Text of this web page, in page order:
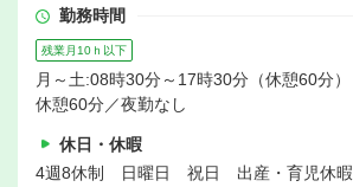
勤務時間
残業月10ｈ以下
月～土:08時30分～17時30分（休憩60分）
休憩60分／夜勤なし
休日・休暇
4週8休制 日曜日 祝日 出産・育児休暇